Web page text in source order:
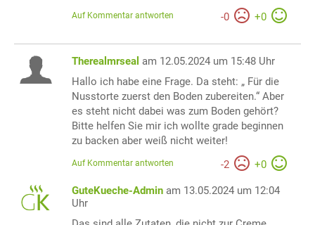
-0 +0
Auf Kommentar antworten
Therealmrseal am 12.05.2024 um 15:48 Uhr
Hallo ich habe eine Frage. Da steht: „ Für die
Nusstorte zuerst den Boden zubereiten.“ Aber
es steht nicht dabei was zum Boden gehört?
Bitte helfen Sie mir ich wollte grade beginnen
zu backen aber weiß nicht weiter!
-2 +0
Auf Kommentar antworten
GuteKueche-Admin am 13.05.2024 um 12:04
Uhr